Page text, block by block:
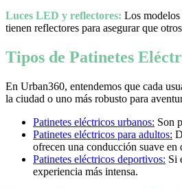
Luces LED y reflectores: Los
tienen reflectores para asegurar que
Tipos de Patinetes
En Urban360, entendemos que cada
la ciudad o uno más robusto para
Patinetes eléctricos urbanos: Son
Patinetes eléctricos para adultos:
ofrecen una conducción suave en
Patinetes eléctricos deportivos: Si
experiencia más intensa.